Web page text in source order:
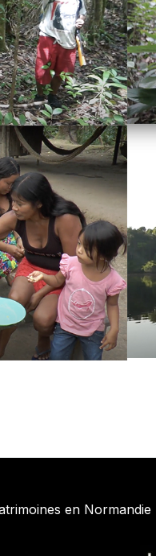
en Normandie |